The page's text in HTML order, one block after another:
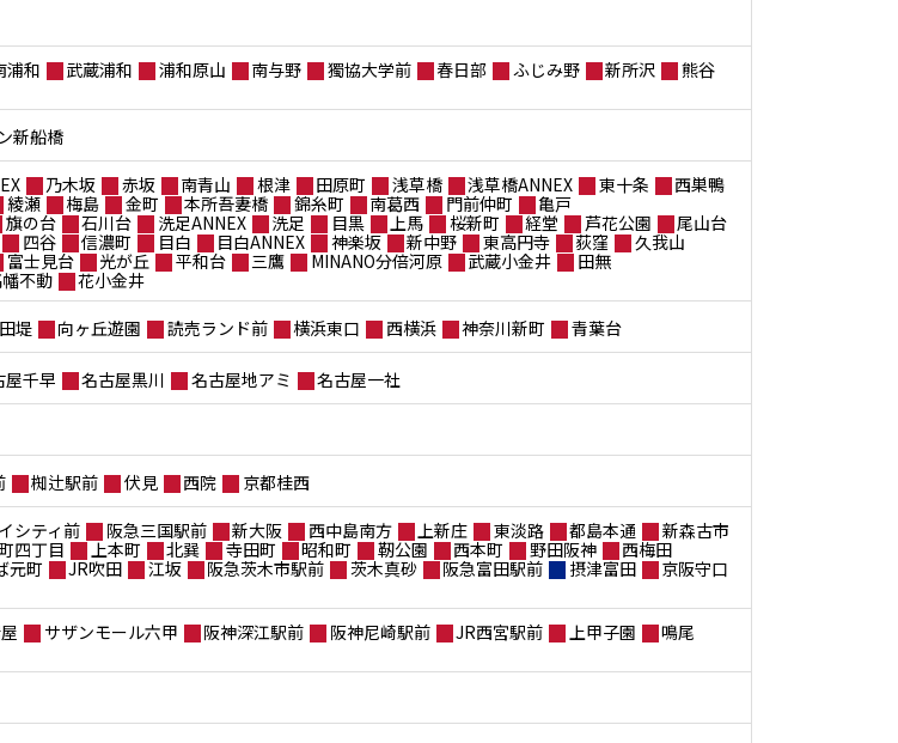
浦和 武蔵浦和 浦和原山 南与野 獨協大学前 春日部 ふじみ野 新所沢
熊谷
新船橋
乃木坂 赤坂 南青山 根津 田原町 浅草橋 浅草橋ANNEX 東十条
西巣鴨
綾瀬 梅島 金町 本所吾妻橋 錦糸町 南葛西 門前仲町
亀戸
旗の台 石川台 洗足ANNEX 洗足 目黒 上馬 桜新町 経堂 芦花公園
尾山台
四谷 信濃町 目白 目白ANNEX 神楽坂 新中野 東高円寺 荻窪
久我山
富士見台 光が丘 平和台 三鷹 MINANO分倍河原 武蔵小金井
田無
不動
花小金井
堤 向ヶ丘遊園 読売ランド前 横浜東口 西横浜 神奈川新町 青葉台
屋千早 名古屋黒川 名古屋地アミ 名古屋一社
椥辻駅前 伏見 西院 京都桂西
シティ前 阪急三国駅前 新大阪 西中島南方 上新庄 東淡路 都島本通
新森古市
四丁目 上本町 北巽 寺田町 昭和町 靭公園 西本町 野田阪神
西梅田
元町 JR吹田 江坂 阪急茨木市駅前 茨木真砂 阪急富田駅前 摂津富田
京阪守口
サザンモール六甲 阪神深江駅前 阪神尼崎駅前 JR西宮駅前 上甲子園
鳴尾